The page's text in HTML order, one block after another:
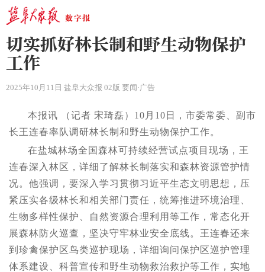
切实抓好林长制和野生动物保护
工作
2025年10月11日 盐阜大众报 02版 要闻·广告
本报讯 （记者 宋琦磊）10月10日，市委常委、副市
长王连春率队调研林长制和野生动物保护工作。
在盐城林场全国森林可持续经营试点项目现场，王
连春深入林区，详细了解林长制落实和森林资源管护情
况。他强调，要深入学习贯彻习近平生态文明思想，压
紧压实各级林长和相关部门责任，统筹推进环境治理、
生物多样性保护、自然资源合理利用等工作，常态化开
展森林防火巡查，坚决守牢林业安全底线。王连春还来
到珍禽保护区鸟类巡护现场，详细询问保护区巡护管理
体系建设、科普宣传和野生动物救治救护等工作，实地